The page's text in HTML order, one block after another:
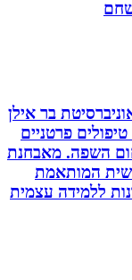
בר אילן
פרטניים
מאבחנת
המותאמת
עצמית